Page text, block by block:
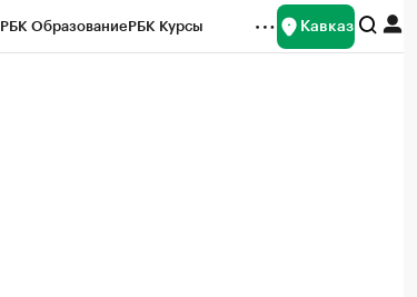
РБК ОбразованиеРБК Курсы Кавказ